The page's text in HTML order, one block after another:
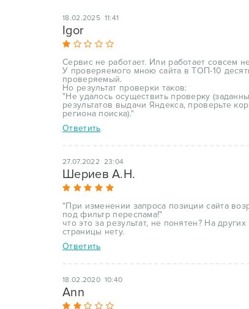
18.02.2025 11:41
Igor
Сервис не работает. Или работает совсем
У проверяемого мною сайта в ТОП-10
проверяемый.
Но результат проверки таков:
"Не удалось осуществить проверку
результатов выдачи Яндекса, проверьте
региона поиска)."
Ответить
27.07.2022 23:04
Шериев А.Н.
"При изменении запроса позиции сайта
под фильтр переспама!"
что это за результат, не понятен? На
страницы нету.
Ответить
18.02.2020 10:40
Ann